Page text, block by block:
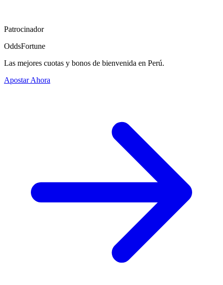
Patrocinador
OddsFortune
Las mejores cuotas y bonos de bienvenida en Perú.
Apostar Ahora